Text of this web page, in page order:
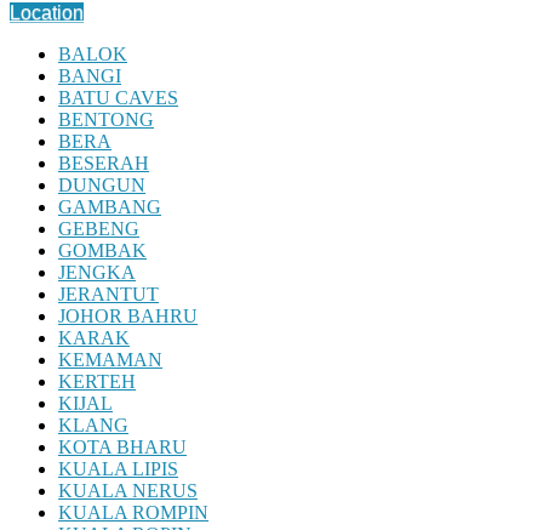
Location
BALOK
BANGI
BATU CAVES
BENTONG
BERA
BESERAH
DUNGUN
GAMBANG
GEBENG
GOMBAK
JENGKA
JERANTUT
JOHOR BAHRU
KARAK
KEMAMAN
KERTEH
KIJAL
KLANG
KOTA BHARU
KUALA LIPIS
KUALA NERUS
KUALA ROMPIN